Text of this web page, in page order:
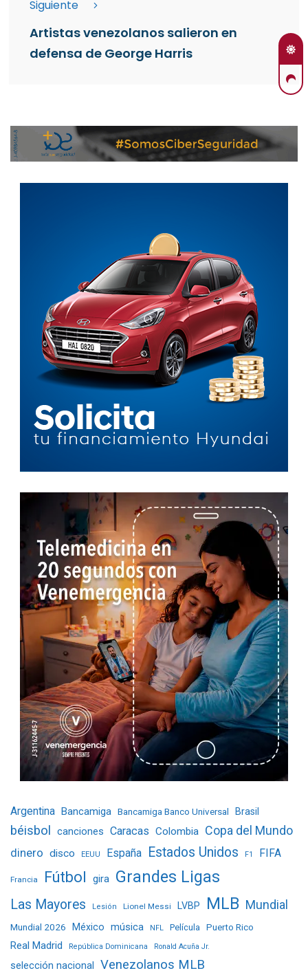
Siguiente
Artistas venezolanos salieron en
defensa de George Harris
Argentina Bancamiga Bancamiga Banco Universal Brasil
béisbol canciones Caracas Colombia Copa del Mundo
dinero disco EEUU España Estados Unidos F1 FIFA
Francia Fútbol gira Grandes Ligas
Las Mayores Lesión Lionel Messi LVBP MLB Mundial
Mundial 2026 México música NFL Película Puerto Rico
Real Madrid República Dominicana Ronald Acuña Jr.
selección nacional Venezolanos MLB